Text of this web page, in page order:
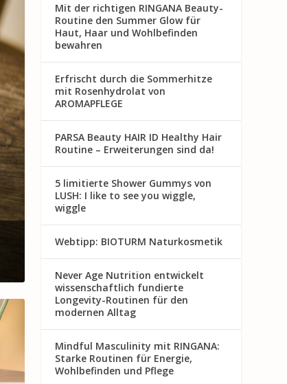
Mit der richtigen RINGANA Beauty-
Routine den Summer Glow für
Haut, Haar und Wohlbefinden
bewahren
Erfrischt durch die Sommerhitze
mit Rosenhydrolat von
AROMAPFLEGE
PARSA Beauty HAIR ID Healthy Hair
Routine – Erweiterungen sind da!
5 limitierte Shower Gummys von
LUSH: I like to see you wiggle,
wiggle
Webtipp: BIOTURM Naturkosmetik
Never Age Nutrition entwickelt
wissenschaftlich fundierte
Longevity-Routinen für den
modernen Alltag
Mindful Masculinity mit RINGANA:
Starke Routinen für Energie,
Wohlbefinden und Pflege